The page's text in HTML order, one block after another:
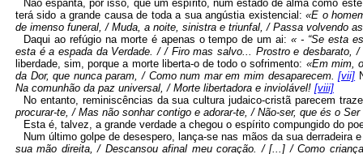
Não espanta, por isso, que um espírito, num estado de alma como
terá sido a grande causa de toda a sua angústia existencial:«E o
de imenso funeral, / Muda, a noite, sinistra e triunfal, / Passa volvendo
Daqui ao refúgio na morte é apenas o tempo de um ai:«- “Se esta
esta é a espada da Verdade. / / Firo mas salvo... Prostro e
liberdade, sim, porque a morte liberta-o de todo o sofrimento: «Em mim,
da Dor, que nunca param, / Como num mar em mim desaparecem.[vii]
Na comunhão da paz universal, / Morte libertadora e inviolável! [viii]
No entanto, reminiscências da sua cultura judaico-cristã parecem
procurar-te, / Mas não sonhar contigo e adorar-te, / Não-ser, que és o
Esta é, talvez, a grande verdade a chegou o espírito compungido do
Num último golpe de desespero, lança-se nas mãos da sua
sua mão direita, / Descansou afinal meu coração. /[... ] / Como